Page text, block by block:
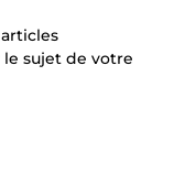
sujet de votre